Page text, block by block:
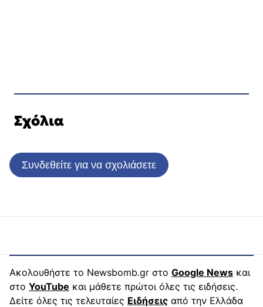
Σχόλια
Συνδεθείτε για να σχολιάσετε
Ακολουθήστε το Newsbomb.gr στο Google News και
στο YouTube και μάθετε πρώτοι όλες τις ειδήσεις.
Δείτε όλες τις τελευταίες Ειδήσεις από την Ελλάδα